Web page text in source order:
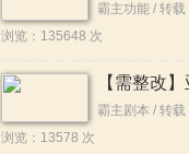
霸主功能 / 转载
浏览：135648 次
霸主剧本 / 转
浏览：13578 次